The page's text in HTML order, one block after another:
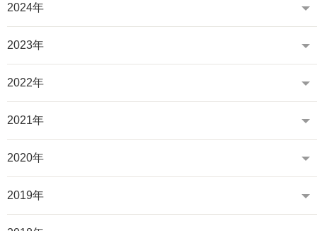
2024年
2023年
2022年
2021年
2020年
2019年